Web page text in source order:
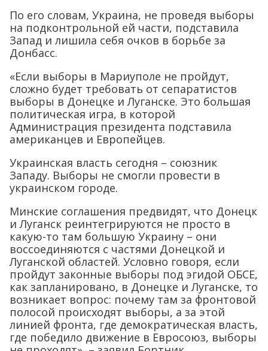
По его словам, Украина, не проведя выборы
на подконтрольной ей части, подставила
Запад и лишила себя очков в борьбе за
Донбасс.
«Если выборы в Мариуполе не пройдут,
сложно будет требовать от сепаратистов
выборы в Донецке и Луганске. Это большая
политическая игра, в которой
Администрация президента подставила
американцев и Европейцев.
Украинская власть сегодня – союзник
Западу. Выборы не смогли провести в
украинском городе.
Минские соглашения предвидят, что Донецк
и Луганск реинтегрируются не просто в
какую-то там большую Украину – они
воссоединяются с частями Донецкой и
Луганской областей. Условно говоря, если
пройдут законные выборы под эгидой ОБСЕ,
как запланировано, в Донецке и Луганске, то
возникает вопрос: почему там за фронтовой
полосой происходят выборы, а за этой
линией фронта, где демократическая власть,
где победило движение в Евросоюз, выборы